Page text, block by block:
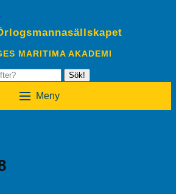
MARITIMA AKADEMI
Sök!
Meny